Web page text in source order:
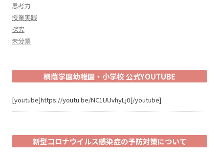
思考力
授業実践
探究
未分類
桐蔭学園幼稚園・小学校 公式YOUTUBE
[youtube]https://youtu.be/NC1UUvhyLj0[/youtube]
新型コロナウイルス感染症の予防対策について